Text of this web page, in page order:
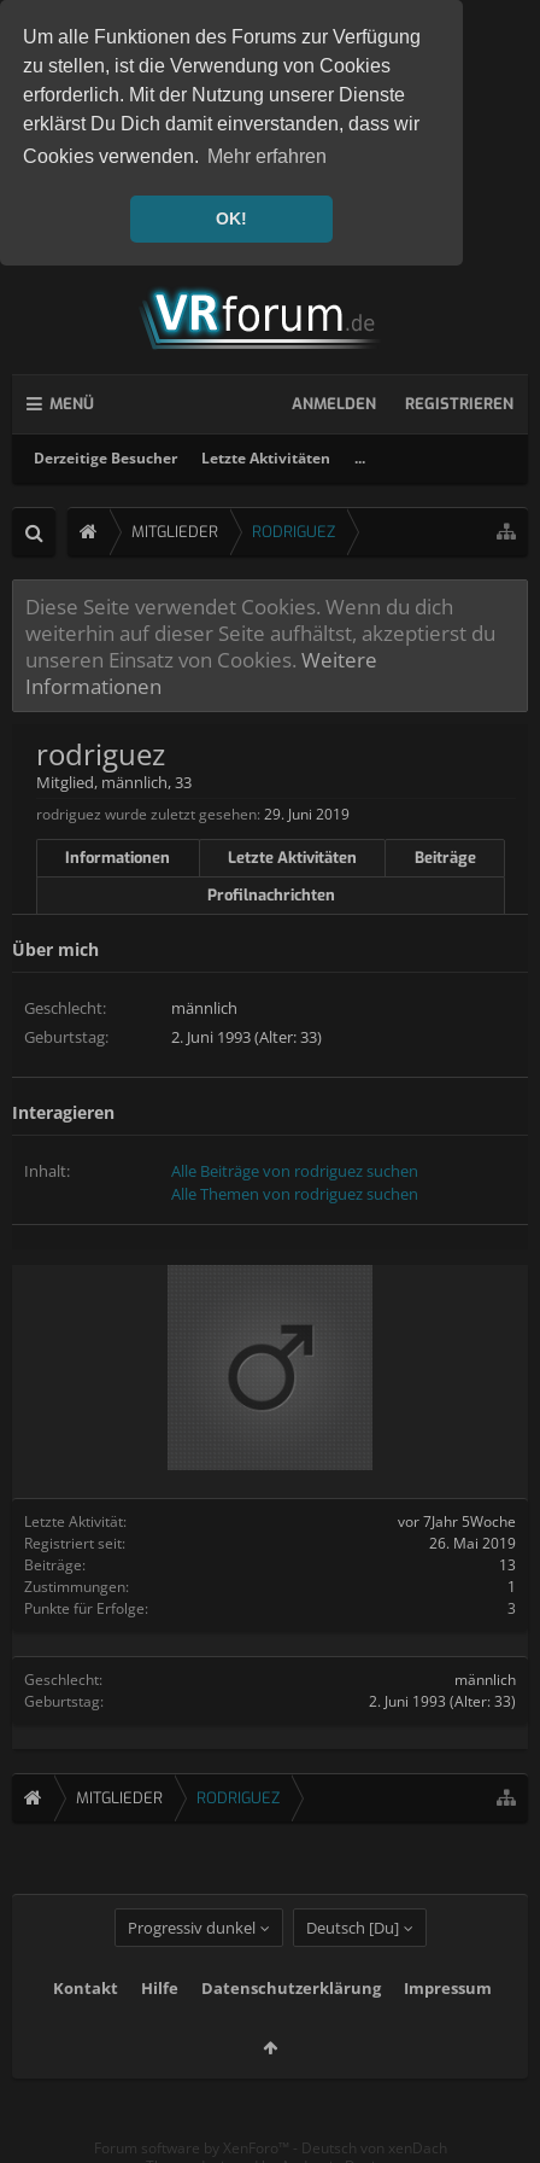
Um alle Funktionen des Forums zur Verfügung
zu stellen, ist die Verwendung von Cookies
erforderlich. Mit der Nutzung unserer Dienste
erklärst Du Dich damit einverstanden, dass wir
Cookies verwenden. Mehr erfahren
OK!
MENÜ
Derzeitige Besucher Letzte Aktivitäten ...
ANMELDEN REGISTRIEREN
MITGLIEDER RODRIGUEZ
Diese Seite verwendet Cookies. Wenn du dich
weiterhin auf dieser Seite aufhältst, akzeptierst du
unseren Einsatz von Cookies. Weitere
Informationen
Letzte Aktivität:
vor 7Jahr 5Woche
Registriert seit:
26. Mai 2019
Beiträge:
13
Zustimmungen:
1
Punkte für Erfolge:
3
Geschlecht:
männlich
Geburtstag:
2. Juni 1993 (Alter: 33)
rodriguez
Mitglied, männlich, 33
rodriguez wurde zuletzt gesehen: 29. Juni 2019
Informationen Letzte Aktivitäten
Beiträge
Profilnachrichten
Über mich
Geschlecht:
männlich
Geburtstag:
2. Juni 1993 (Alter: 33)
Interagieren
Inhalt:
Alle Beiträge von rodriguez suchen
Alle Themen von rodriguez suchen
MITGLIEDER RODRIGUEZ
Progressiv dunkel Deutsch [Du]
Kontakt Hilfe Datenschutzerklärung Impressum
Forum software by XenForo™ - Deutsch von xenDach